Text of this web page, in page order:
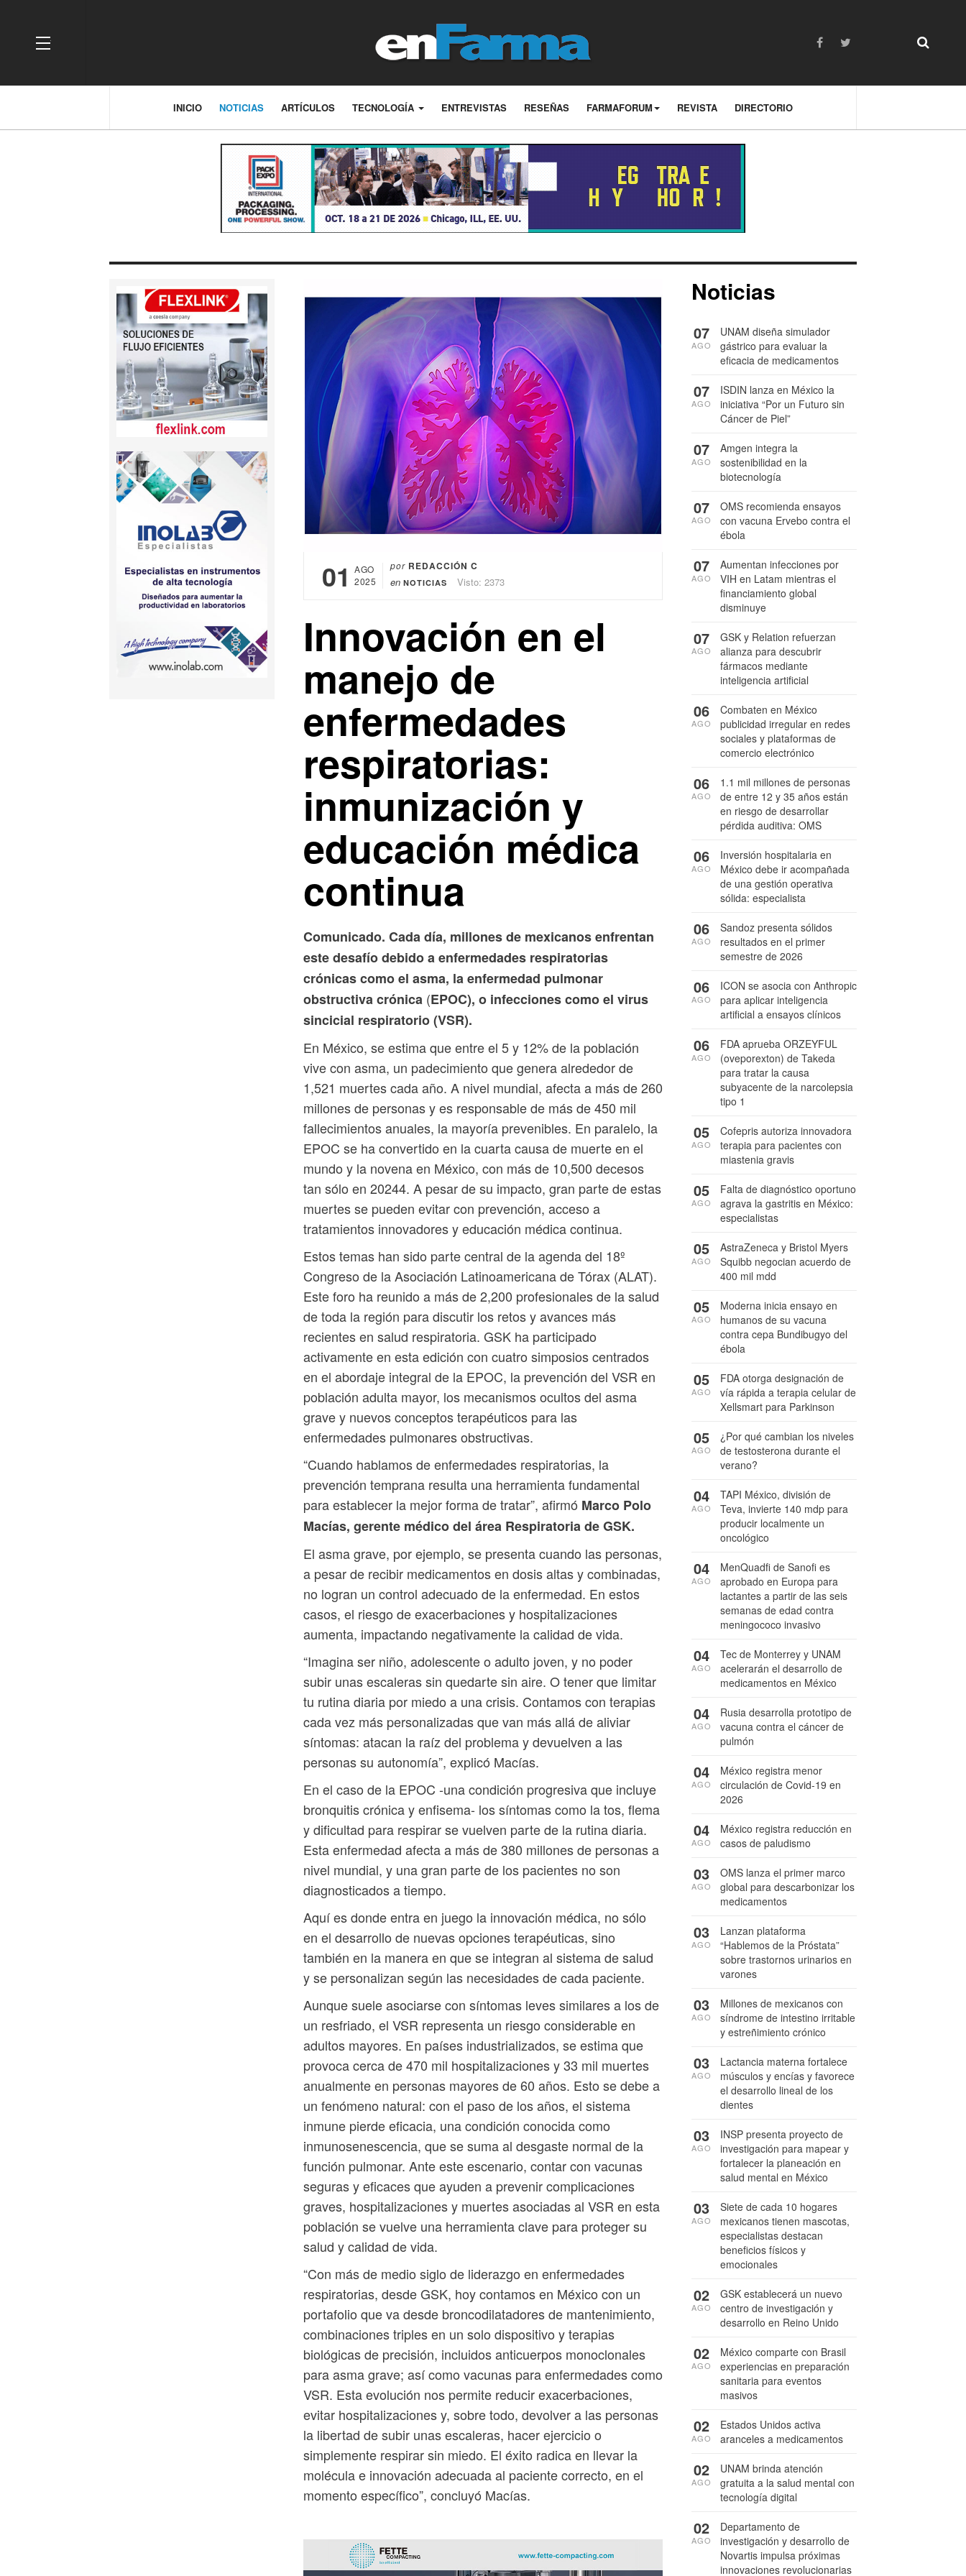
OFF CANVAS
INICIO NOTICIAS ARTÍCULOS TECNOLOGÍA ENTREVISTAS RESEÑAS FARMAFORUM REVISTA DIRECTORIO
01
AGO
2025
por REDACCIÓN C
en NOTICIAS Visto: 2373
Innovación en el
manejo de
enfermedades
respiratorias:
inmunización y
educación médica
continua
Comunicado. Cada día, millones de mexicanos enfrentan
este desafío debido a enfermedades respiratorias
crónicas como el asma, laenfermedad pulmonar
obstructiva crónica (EPOC), o infecciones como el virus
sincicial respiratorio (VSR).
En México, se estima que entre el 5 y 12% de la población
vive con asma, un padecimiento que genera alrededor de
1,521 muertes cada año. A nivel mundial, afecta a más de 260
millones de personas y es responsable de más de 450 mil
fallecimientos anuales, la mayoría prevenibles. En paralelo, la
EPOC se ha convertido en la cuarta causa de muerte en el
mundo y la novena en México, con más de 10,500 decesos
tan sólo en 20244. A pesar de su impacto, gran parte de estas
muertes se pueden evitar con prevención, acceso a
tratamientos innovadores y educación médica continua.
Estos temas han sido parte central de la agenda del 18º
Congreso de la Asociación Latinoamericana de Tórax (ALAT).
Este foro ha reunido a más de 2,200 profesionales de la salud
de toda la región para discutir los retos y avances más
recientes en salud respiratoria. GSK ha participado
activamente en esta edición con cuatro simposios centrados
en el abordaje integral de la EPOC, la prevención del VSR en
población adulta mayor, los mecanismos ocultos del asma
grave y nuevos conceptos terapéuticos para las
enfermedades pulmonares obstructivas.
“Cuando hablamos de enfermedades respiratorias, la
prevención temprana resulta una herramienta fundamental
para establecer la mejor forma de tratar”, afirmó Marco Polo
Macías, gerente médico del área Respiratoria de GSK.
El asma grave, por ejemplo, se presenta cuando las personas,
a pesar de recibir medicamentos en dosis altas y combinadas,
no logran un control adecuado de la enfermedad. En estos
casos, el riesgo de exacerbaciones y hospitalizaciones
aumenta, impactando negativamente la calidad de vida.
“Imagina ser niño, adolescente o adulto joven, y no poder
subir unas escaleras sin quedarte sin aire. O tener que limitar
tu rutina diaria por miedo a una crisis. Contamos con terapias
cada vez más personalizadas que van más allá de aliviar
síntomas: atacan la raíz del problema y devuelven a las
personas su autonomía”, explicó Macías.
En el caso de la EPOC -una condición progresiva que incluye
bronquitis crónica y enfisema- los síntomas como la tos, flema
y dificultad para respirar se vuelven parte de la rutina diaria.
Esta enfermedad afecta a más de 380 millones de personas a
nivel mundial, y una gran parte de los pacientes no son
diagnosticados a tiempo.
Aquí es donde entra en juego la innovación médica, no sólo
en el desarrollo de nuevas opciones terapéuticas, sino
también en la manera en que se integran al sistema de salud
y se personalizan según las necesidades de cada paciente.
Aunque suele asociarse con síntomas leves similares a los de
un resfriado, el VSR representa un riesgo considerable en
adultos mayores. En países industrializados, se estima que
provoca cerca de 470 mil hospitalizaciones y 33 mil muertes
anualmente en personas mayores de 60 años. Esto se debe a
un fenómeno natural: con el paso de los años, el sistema
inmune pierde eficacia, una condición conocida como
inmunosenescencia, que se suma al desgaste normal de la
función pulmonar. Ante este escenario, contar con vacunas
seguras y eficaces que ayuden a prevenir complicaciones
graves, hospitalizaciones y muertes asociadas al VSR en esta
población se vuelve una herramienta clave para proteger su
salud y calidad de vida.
“Con más de medio siglo de liderazgo en enfermedades
respiratorias, desde GSK, hoy contamos en México con un
portafolio que va desde broncodilatadores de mantenimiento,
combinaciones triples en un solo dispositivo y terapias
biológicas de precisión, incluidos anticuerpos monoclonales
para asma grave; así como vacunas para enfermedades como
VSR. Esta evolución nos permite reducir exacerbaciones,
evitar hospitalizaciones y, sobre todo, devolver a las personas
la libertad de subir unas escaleras, hacer ejercicio o
simplemente respirar sin miedo. El éxito radica en llevar la
molécula e innovación adecuada al paciente correcto, en el
momento específico”, concluyó Macías.
Noticias
UNAM diseña simulador
gástrico para evaluar la
eficacia de medicamentos
07
AGO
ISDIN lanza en México la
iniciativa “Por un Futuro sin
Cáncer de Piel”
07
AGO
Amgen integra la
sostenibilidad en la
biotecnología
07
AGO
OMS recomienda ensayos
con vacuna Ervebo contra el
ébola
07
AGO
Aumentan infecciones por
VIH en Latam mientras el
financiamiento global
disminuye
07
AGO
GSK y Relation refuerzan
alianza para descubrir
fármacos mediante
inteligencia artificial
07
AGO
Combaten en México
publicidad irregular en redes
sociales y plataformas de
comercio electrónico
06
AGO
1.1 mil millones de personas
de entre 12 y 35 años están
en riesgo de desarrollar
pérdida auditiva: OMS
06
AGO
Inversión hospitalaria en
México debe ir acompañada
de una gestión operativa
sólida: especialista
06
AGO
Sandoz presenta sólidos
resultados en el primer
semestre de 2026
06
AGO
ICON se asocia con Anthropic
para aplicar inteligencia
artificial a ensayos clínicos
06
AGO
FDA aprueba ORZEYFUL
(oveporexton) de Takeda
para tratar la causa
subyacente de la narcolepsia
tipo 1
06
AGO
Cofepris autoriza innovadora
terapia para pacientes con
miastenia gravis
05
AGO
Falta de diagnóstico oportuno
agrava la gastritis en México:
especialistas
05
AGO
AstraZeneca y Bristol Myers
Squibb negocian acuerdo de
400 mil mdd
05
AGO
Moderna inicia ensayo en
humanos de su vacuna
contra cepa Bundibugyo del
ébola
05
AGO
FDA otorga designación de
vía rápida a terapia celular de
Xellsmart para Parkinson
05
AGO
¿Por qué cambian los niveles
de testosterona durante el
verano?
05
AGO
TAPI México, división de
Teva, invierte 140 mdp para
producir localmente un
oncológico
04
AGO
MenQuadfi de Sanofi es
aprobado en Europa para
lactantes a partir de las seis
semanas de edad contra
meningococo invasivo
04
AGO
Tec de Monterrey y UNAM
acelerarán el desarrollo de
medicamentos en México
04
AGO
Rusia desarrolla prototipo de
vacuna contra el cáncer de
pulmón
04
AGO
México registra menor
circulación de Covid-19 en
2026
04
AGO
México registra reducción en
casos de paludismo
04
AGO
OMS lanza el primer marco
global para descarbonizar los
medicamentos
03
AGO
Lanzan plataforma
“Hablemos de la Próstata”
sobre trastornos urinarios en
varones
03
AGO
Millones de mexicanos con
síndrome de intestino irritable
y estreñimiento crónico
03
AGO
Lactancia materna fortalece
músculos y encías y favorece
el desarrollo lineal de los
dientes
03
AGO
INSP presenta proyecto de
investigación para mapear y
fortalecer la planeación en
salud mental en México
03
AGO
Siete de cada 10 hogares
mexicanos tienen mascotas,
especialistas destacan
beneficios físicos y
emocionales
03
AGO
GSK establecerá un nuevo
centro de investigación y
desarrollo en Reino Unido
02
AGO
México comparte con Brasil
experiencias en preparación
sanitaria para eventos
masivos
02
AGO
Estados Unidos activa
aranceles a medicamentos
02
AGO
UNAM brinda atención
gratuita a la salud mental con
tecnología digital
02
AGO
Departamento de
investigación y desarrollo de
Novartis impulsa próximas
innovaciones revolucionarias
02
AGO